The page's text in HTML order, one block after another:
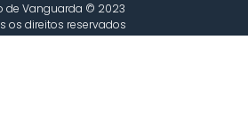
de Vanguarda © 2023
os direitos reservados